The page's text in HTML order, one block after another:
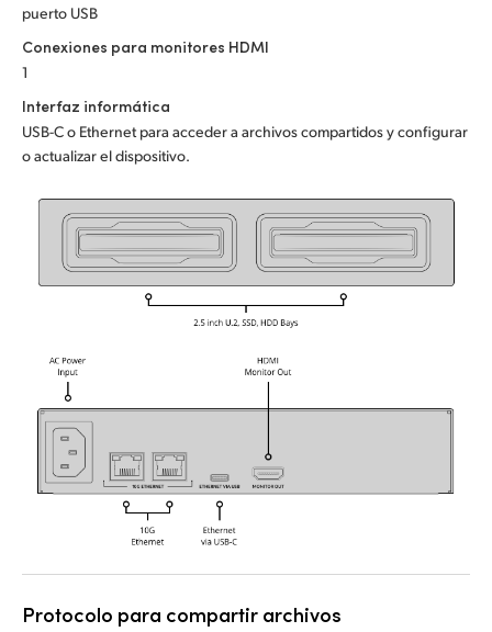
Chinese Taipei
Turkey
UAE
United Kingdom
United States
puerto USB
Conexiones para monitores HDMI
1
Interfaz informática
USB-C o Ethernet para acceder a archivos compartidos y configurar
o actualizar el dispositivo.
Protocolo para compartir archivos